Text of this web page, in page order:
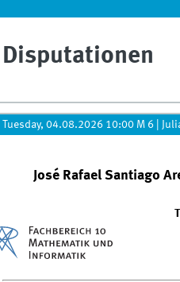
Disputationen
Tuesday, 04.08.2026 10:00 M 6|
José Rafael Santiago